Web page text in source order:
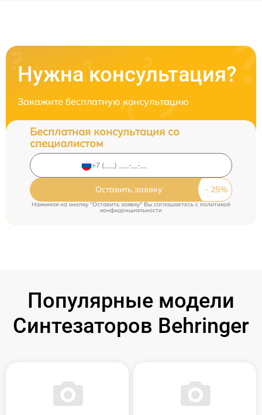
Нужна консультация?
Закажите бесплатную консультацию
Бесплатная консультация со
специалистом
Оставить заявку
Нажимая на кнопку "Оставить заявку" Вы соглашаетесь cполитикой
конфиденциальности
Популярные модели
Синтезаторов Behringer